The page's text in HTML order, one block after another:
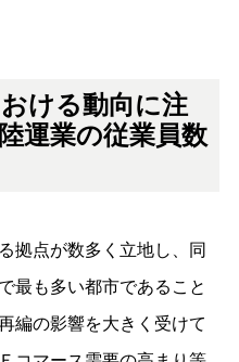
ける動向に注
運業の従業員数
拠点が数多く立地し、同
最も多い都市であること
編の影響を大きく受けて